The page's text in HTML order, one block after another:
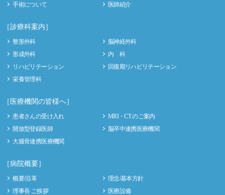
手術について
医師紹介
［診療科案内］
整形外科
脳神経外科
形成外科
内 科
リハビリテーション
回復期リハビリテーション
栄養管理科
［医療機関の皆様へ］
患者さんの受け入れ
MRI・CT のご案内
開放型登録医師
脳卒中連携医療機関
大腿骨連携医療機関
［病院概要］
概要/沿革
理念/基本方針
理事長 ご挨拶
医療設備